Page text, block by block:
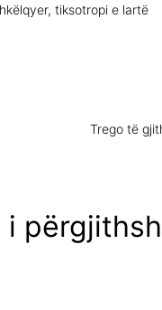
tiksotropi e lartë
Trego të
i